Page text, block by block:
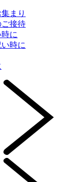
まり
接待
に
時に